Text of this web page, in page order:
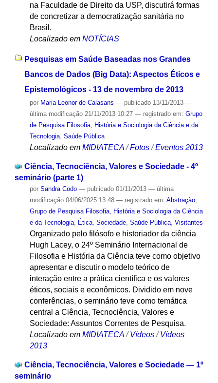
na Faculdade de Direito da USP, discutirá formas
de concretizar a democratização sanitária no
Brasil.
Localizado em NOTÍCIAS
Pesquisas em Saúde Baseadas nos Grandes
Bancos de Dados (Big Data): Aspectos Éticos e
Epistemológicos - 13 de novembro de 2013
por Maria Leonor de Calasans — publicado13/11/2013 —
última modificação21/11/2013 10:27 — registrado em: Grupo
de Pesquisa Filosofia, História e Sociologia da Ciência e da
Tecnologia, Saúde Pública
Localizado em MIDIATECA /Fotos /Eventos 2013
Ciência, Tecnociência, Valores e Sociedade - 4º
seminário (parte 1)
por Sandra Codo — publicado01/11/2013 — última
modificação04/06/2025 13:48 — registrado em: Abstração,
Grupo de Pesquisa Filosofia, História e Sociologia da Ciência
e da Tecnologia, Ética, Sociedade, Saúde Pública, Visitantes
Organizado pelo filósofo e historiador da ciência
Hugh Lacey, o 24º Seminário Internacional de
Filosofia e História da Ciência teve como objetivo
apresentar e discutir o modelo teórico de
interação entre a prática científica e os valores
éticos, sociais e econômicos. Dividido em nove
conferências, o seminário teve como temática
central a Ciência, Tecnociência, Valores e
Sociedade: Assuntos Correntes de Pesquisa.
Localizado em MIDIATECA /Vídeos /Vídeos
2013
Ciência, Tecnociência, Valores e Sociedade — 1º
seminário